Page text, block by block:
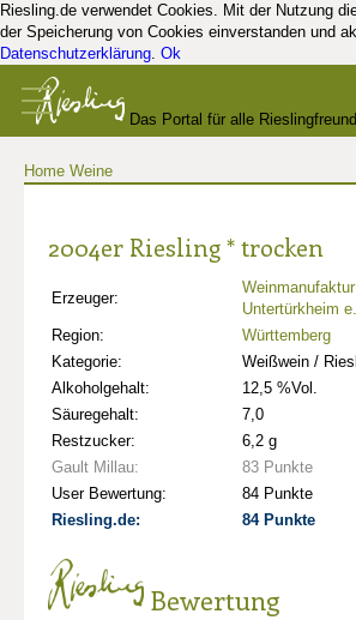
Riesling.de verwendet Cookies. Mit der Nutzung
der Speicherung von Cookies einverstanden und
Datenschutzerklärung. Ok
Das Portal für alle
Home Weine
2004er Riesling * trocken
Erzeuger:
Weinmanufaktur
Untertürkheim
Region:
Württemberg
Kategorie:
Weißwein /
Alkoholgehalt:
12,5 %Vol.
Säuregehalt:
7,0
Restzucker:
6,2 g
Gault Millau:
83 Punkte
User Bewertung:
84 Punkte
Riesling.de:
84 Punkte
Bewertung